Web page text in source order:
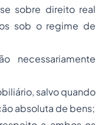
sobre direito real
sob o regime de
necessariamente
salvo quando
absoluta de bens;